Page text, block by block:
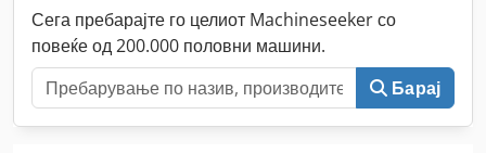
Сега пребарајте го целиот Machineseeker со
повеќе од 200.000 половни машини.
Барај